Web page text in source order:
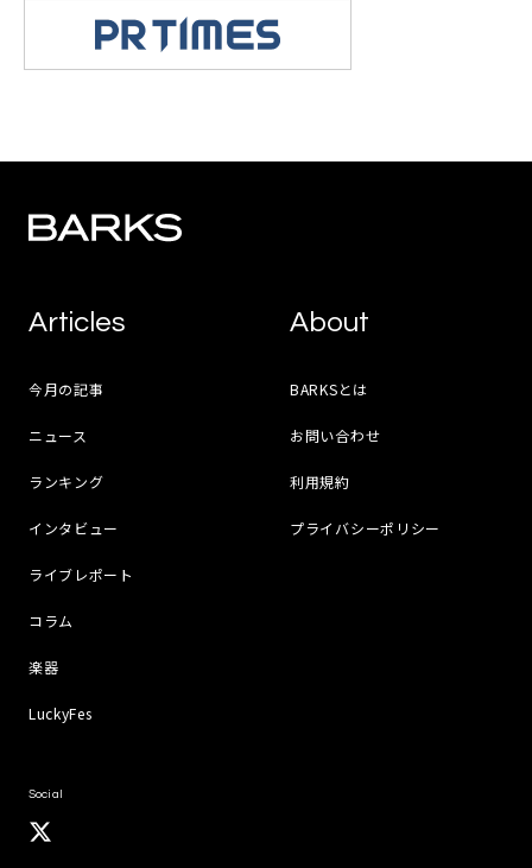
Articles
今月の記事
ニュース
ランキング
インタビュー
ライブレポート
コラム
楽器
LuckyFes
About
BARKSとは
お問い合わせ
利用規約
プライバシーポリシー
Social